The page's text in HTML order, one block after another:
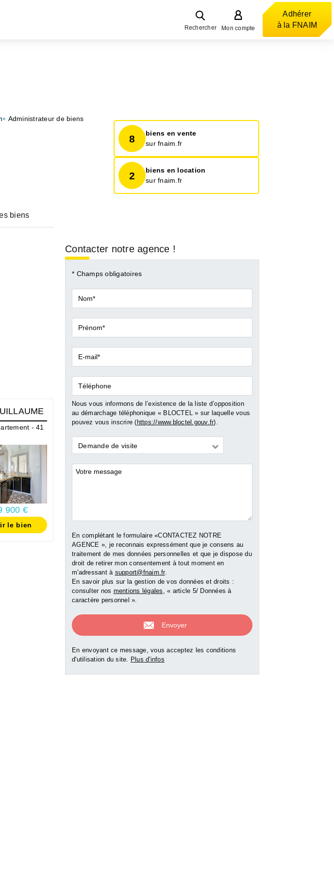
Rechercher Mon compte
Adhérer
à la FNAIM
Administrateur de biens
8
biens en vente
sur fnaim.fr
2
biens en location
sur fnaim.fr
biens
- 41
900 €
le bien
ROUEN
Vente Appartement - 41
m²
ROUEN
Vente Appartement - 49
m²
Contacter notre agence !
* Champs obligatoires
Nom*
Prénom*
E-
mail*
Téléphone
Nous vous informons de l’existence de la liste d’opposition
au démarchage téléphonique « BLOCTEL » sur laquelle vous
pouvez vous inscrire (https://www.bloctel.gouv.fr).
Demande
*
Demande de visite
Commentaires
En complétant le formulaire «CONTACTEZ NOTRE
AGENCE », je reconnais expressément que je consens au
traitement de mes données personnelles et que je dispose du
droit de retirer mon consentement à tout moment en
m'adressant à support@fnaim.fr.
En savoir plus sur la gestion de vos données et droits :
consulter nos mentions légales , « article 5/ Données à
caractère personnel ».
En envoyant ce message, vous acceptez les conditions
d'utilisation du site. Plus d'infos